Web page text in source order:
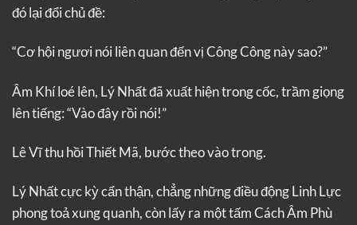
đó lại đổi chủ đề:
“Cơ hội ngươi nói liên quan đến vị Công Công này sao?”
Âm Khí loé lên, Lý Nhất đã xuất hiện trong cốc, trầm giọng
lên tiếng: “Vào đây rồi nói!”
Lê Vĩ thu hồi Thiết Mã, bước theo vào trong.
Lý Nhất cực kỳ cẩn thận, chẳng những điều động Linh Lực
phong toả xung quanh, còn lấy ra một tấm Cách Âm Phù